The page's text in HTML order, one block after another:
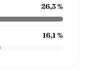
26,3 %
16,1 %